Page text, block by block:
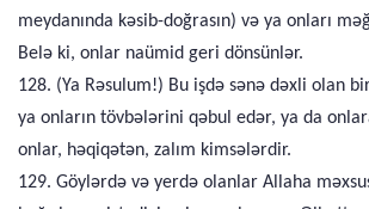
meydanında kəsib-doğrasın) və ya onları
Belə ki, onlar naümid geri dönsünlər.
128. (Ya Rəsulum!) Bu işdə sənə dəxli olan
ya onların tövbələrini qəbul edər, ya da
onlar, həqiqətən, zalım kimsələrdir.
129. Göylərdə və yerdə olanlar Allaha